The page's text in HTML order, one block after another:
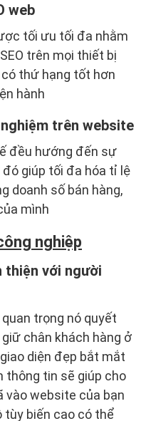
web
tối ưu tối đa nhằm
trên mọi thiết bị
thứ hạng tốt hơn
hành
trên website
đều hướng đến sự
giúp tối đa hóa tỉ lệ
doanh số bán hàng,
mình
nghiệp
thiện với người
trọng nó quyết
chân khách hàng ở
diện đẹp bắt mắt
thông tin sẽ giúp cho
vào website của bạn
tùy biến cao có thể